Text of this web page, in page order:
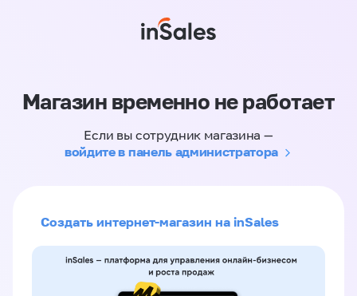
Магазин временно не работает
Если вы сотрудник магазина —
войдите в панель администратора
Создать интернет-магазин на inSales